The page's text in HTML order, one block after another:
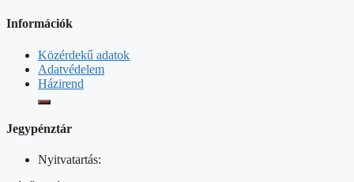
Információk
Közérdekű adatok
Adatvédelem
Házirend
Jegypénztár
Nyitvatartás: